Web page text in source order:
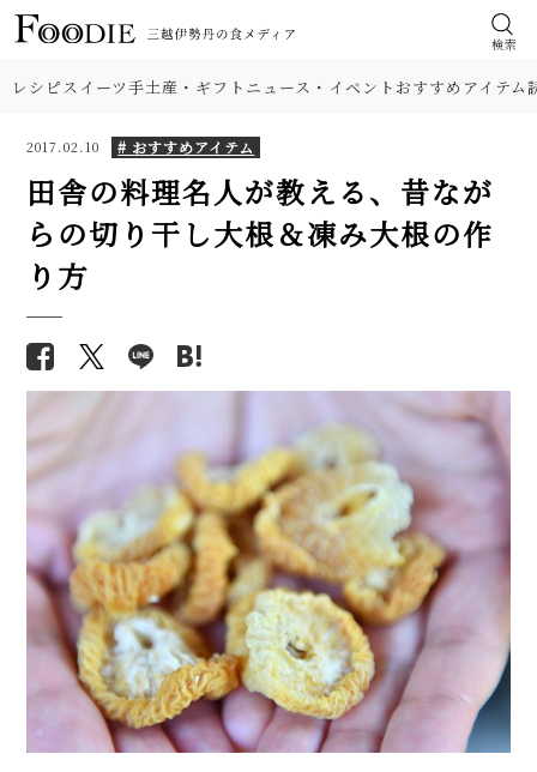
検索
レシピスイーツ手土産・ギフト ニュース・イベントおすすめアイテム
2017.02.10 # おすすめアイテム
田舎の料理名人が教える、昔なが
らの切り干し大根＆凍み大根の作
り方